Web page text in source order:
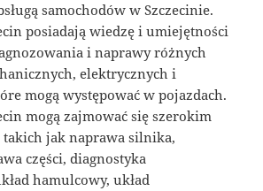
samochodów w Szczecinie.
posiadają wiedzę i umiejętności
i naprawy różnych
elektrycznych i
mogą występować w pojazdach.
mogą zajmować się szerokim
takich jak naprawa silnika,
części, diagnostyka
hamulcowy, układ